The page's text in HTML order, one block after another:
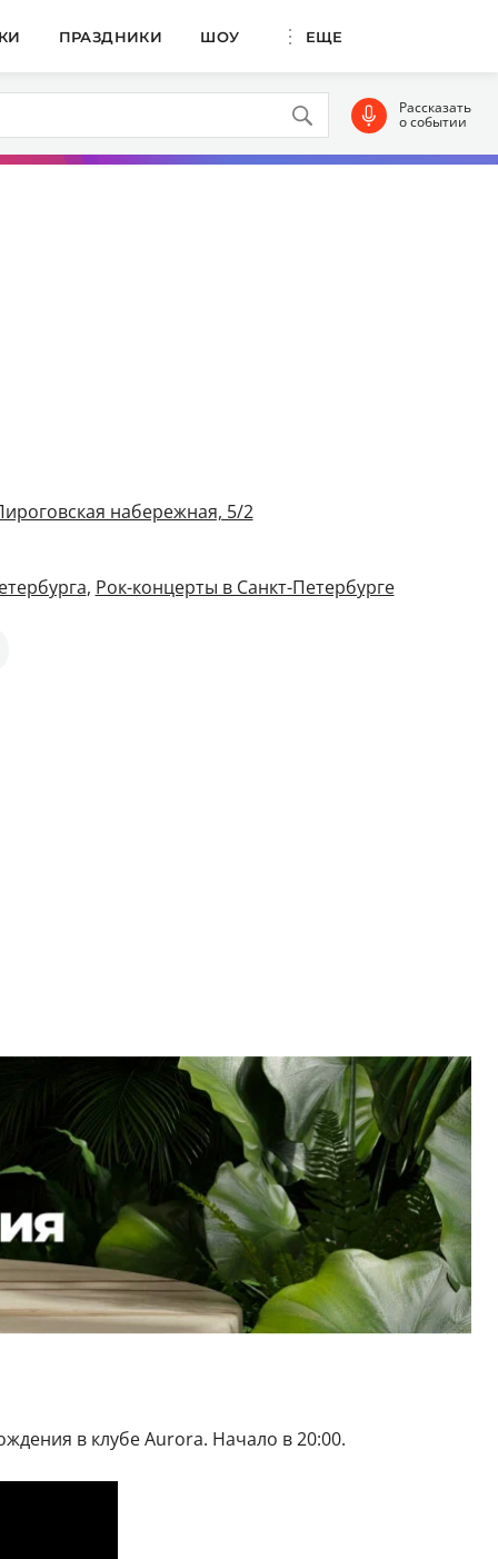
ПРАЗДНИКИ ШОУ ЕЩЕ
Рассказать
о событии
набережная, 5/2
, Рок-концерты в Санкт-Петербурге
в клубе Aurora. Начало в 20:00.